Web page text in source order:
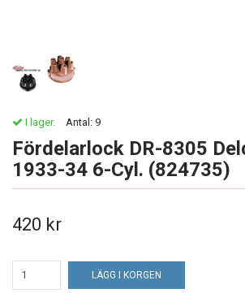
I lager. Antal: 9
Fördelarlock DR-8305
1933-34 6-Cyl. (824735)
420 kr
LÄGG I KORGEN